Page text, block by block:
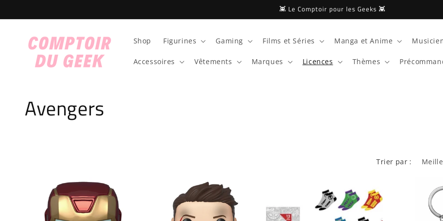
au
👾 Le Comptoir pour les Geeks 👾
Shop Figurines Gaming Films et Séries Manga et Anime
Accessoires Vêtements Marques Licences Thèmes
C
Avengers
Trier par :